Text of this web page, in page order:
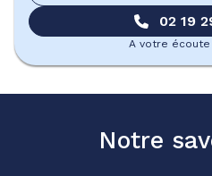
02 19
A votre écoute
Notre